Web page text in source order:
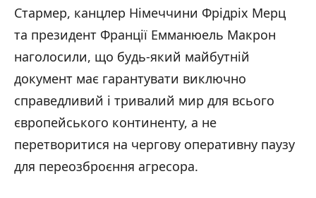
Стармер, канцлер Німеччини Фрідріх Мерц
та президент Франції Емманюель Макрон
наголосили, що будь-який майбутній
документ має гарантувати виключно
справедливий і тривалий мир для всього
європейського континенту, а не
перетворитися на чергову оперативну паузу
для переозброєння агресора.